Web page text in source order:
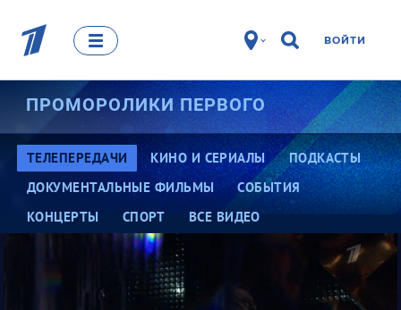
ВОЙТИ
ПРОМОРОЛИКИ ПЕРВОГО
ТЕЛЕПЕРЕДАЧИ КИНО И СЕРИАЛЫ
ПОДКАСТЫ
ДОКУМЕНТАЛЬНЫЕ ФИЛЬМЫ
СОБЫТИЯ
КОНЦЕРТЫ
СПОРТ ВСЕ ВИДЕО